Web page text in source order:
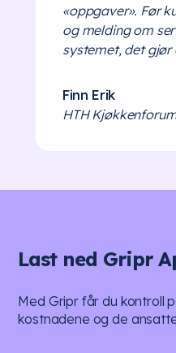
«oppgaver». Før
og melding om
systemet, det gjør
Finn Erik
HTH
Last ned Gripr
Med Gripr får du kontroll
kostnadene og de